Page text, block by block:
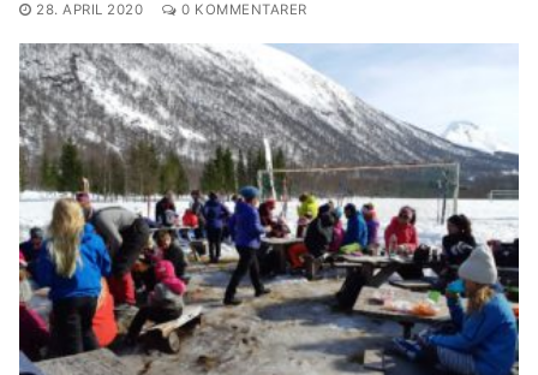
28. APRIL 2020 0 KOMMENTARER